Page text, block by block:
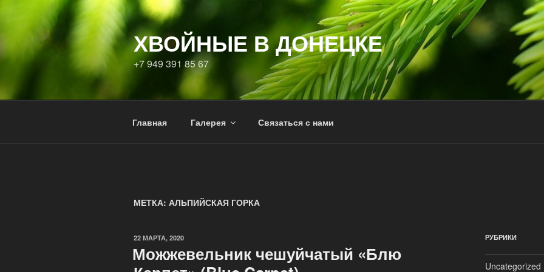
Перейти
содержимому
ХВОЙНЫЕ В ДОНЕЦКЕ
+7 949 391 85 67
Главная Галерея Связаться с нами
МЕТКА: АЛЬПИЙСКАЯ ГОРКА
ОПУБЛИКОВАНО
22 МАРТА, 2020
Можжевельник чешуйчатый «Блю
РУБРИКИ
Uncategorized